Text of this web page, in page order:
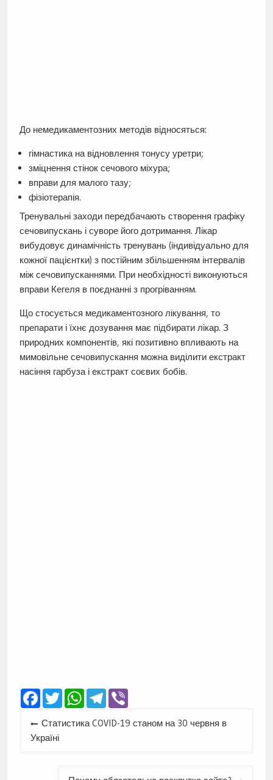
До немедикаментозних методів відносяться:
гімнастика на відновлення тонусу уретри;
зміцнення стінок сечового міхура;
вправи для малого тазу;
фізіотерапія.
Тренувальні заходи передбачають створення графіку
сечовипускань і суворе його дотримання. Лікар
вибудовує динамічність тренувань (індивідуально для
кожної пацієнтки) з постійним збільшенням інтервалів
між сечовипусканнями. При необхідності виконуються
вправи Кегеля в поєднанні з прогріванням.
Що стосується медикаментозного лікування, то
препарати і їхнє дозування має підбирати лікар. З
природних компонентів, які позитивно впливають на
мимовільне сечовипускання можна виділити екстракт
насіння гарбуза і екстракт соєвих бобів.
Facebook
TwitterWhatsApp
Telegram
Viber
Навігація
записів
Статистика COVID-19 станом на 30 червня в
Україні